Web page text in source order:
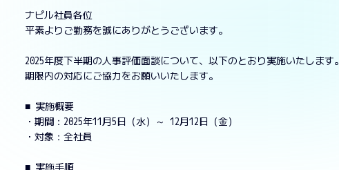
ナピル社員各位
平素よりご勤務を誠にありがとうございます。
2025年度下半期の人事評価面談について、以下のとおり実施いたします。
期限内の対応にご協力をお願いいたします。
■ 実施概要
・期間：2025年11月5日（水）～ 12月12日（金）
・対象：全社員
■ 実施手順